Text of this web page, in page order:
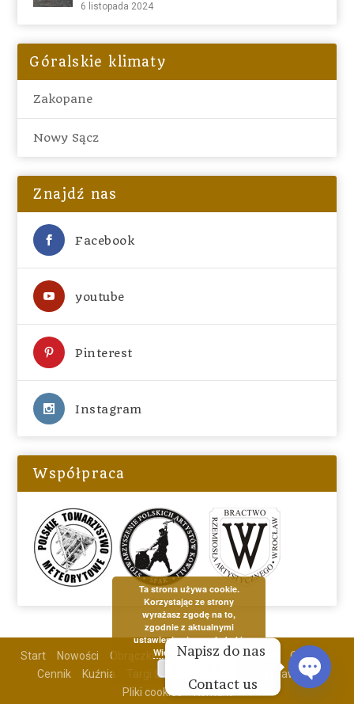
6 listopada 2024
Góralskie klimaty
Zakopane
Nowy Sącz
Znajdź nas
Facebook
youtube
Pinterest
Instagram
Współpraca
Start Nowości Obrączki Biżuteria Aktualności
O mnie
Cennik
Kuźnia Targi Ślubne
Nota prawna
Pliki cookies
Kontakt
Ta strona używa cookie.
Korzystając ze strony
wyrażasz zgodę na to,
zgodnie z aktualnymi
ustawieniami przeglądarki.
Więcej informacji
Napisz do nas
Contact us